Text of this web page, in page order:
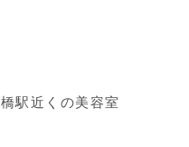
駅近くの美容室